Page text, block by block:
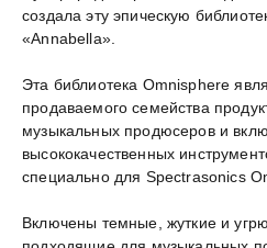
создала эту эпическую
«Annabella».
Эта библиотека Omnisphere
продаваемого семейства
музыкальных продюсеров и
высококачественных
специально для Spectrasonics
Включены темные, жуткие и